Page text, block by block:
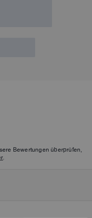
Bewertungen überprüfen,